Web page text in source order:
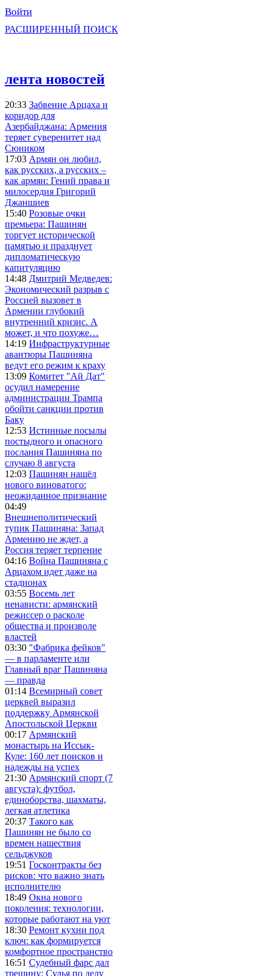
Войти
РАСШИРЕННЫЙ ПОИСК
лента новостей
20:33 Забвение Арцаха и
коридор для
Азербайджана: Армения
теряет суверенитет над
Сюником
17:03 Армян он любил,
как русских, а русских –
как армян: Гений права и
милосердия Григорий
Джаншиев
15:40 Розовые очки
премьера: Пашинян
торгует исторической
памятью и празднует
дипломатическую
капитуляцию
14:48 Дмитрий Медведев:
Экономический разрыв с
Россией вызовет в
Армении глубокий
внутренний кризис. А
может, и что похуже…
14:19 Инфраструктурные
авантюры Пашиняна
ведут его режим к краху
13:09 Комитет "Ай Дат"
осудил намерение
администрации Трампа
обойти санкции против
Баку
12:53 Истинные посылы
постыдного и опасного
послания Пашиняна по
случаю 8 августа
12:03 Пашинян нашёл
нового виноватого:
неожиданное признание
04:49
Внешнеполитический
тупик Пашиняна: Запад
Армению не ждет, а
Россия теряет терпение
04:16 Война Пашиняна с
Арцахом идет даже на
стадионах
03:55 Восемь лет
ненависти: армянский
режиссер о расколе
общества и произволе
властей
03:30 "Фабрика фейков"
— в парламенте или
Главный враг Пашиняна
— правда
01:14 Всемирный совет
церквей выразил
поддержку Армянской
Апостольской Церкви
00:17 Армянский
монастырь на Иссык-
Куле: 160 лет поисков и
надежды на успех
21:30 Армянский спорт (7
августа): футбол,
единоборства, шахматы,
легкая атлетика
20:37 Такого как
Пашинян не было со
времен нашествия
сельджуков
19:51 Госконтракты без
рисков: что важно знать
исполнителю
18:49 Окна нового
поколения: технологии,
которые работают на уют
18:30 Ремонт кухни под
ключ: как формируется
комфортное пространство
16:51 Судебный фарс дал
трещину: Судья по делу